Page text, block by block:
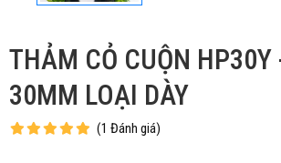
THẢM CỎ CUỘN HP30Y
30MM LOẠI DÀY
(1 Đánh giá)